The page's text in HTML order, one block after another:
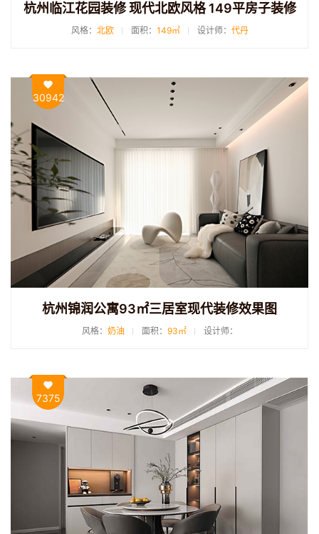
杭州临江花园装修 现代北欧风格 149平房子装修
风格： 北欧 面积： 149㎡ 设计师： 代丹
30942
杭州锦润公寓93㎡三居室现代装修效果图
风格： 奶油 面积： 93㎡ 设计师：
7375